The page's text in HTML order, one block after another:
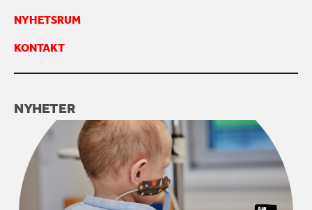
NYHETSRUM
KONTAKT
NYHETER